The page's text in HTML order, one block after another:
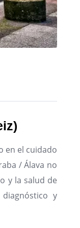
en el cuidado
/ Álava no
y la salud de
y